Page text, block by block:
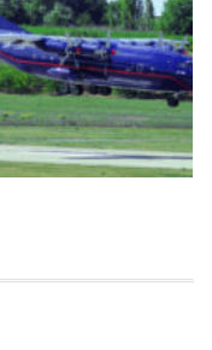
IL76, RA-78844